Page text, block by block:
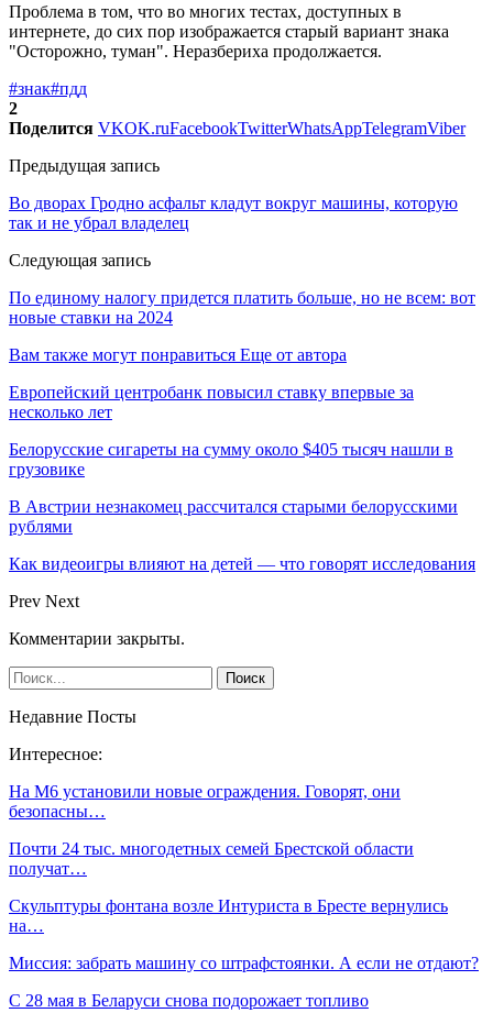
Проблема в том, что во многих тестах, доступных в
интернете, до сих пор изображается старый вариант знака
"Осторожно, туман". Неразбериха продолжается.
#знак#пдд
2
Поделится VKOK.ruFacebookTwitterWhatsAppTelegramViber
Предыдущая запись
Во дворах Гродно асфальт кладут вокруг машины, которую
так и не убрал владелец
Следующая запись
По единому налогу придется платить больше, но не всем: вот
новые ставки на 2024
Вам также могут понравиться Еще от автора
Европейский центробанк повысил ставку впервые за
несколько лет
Белорусские сигареты на сумму около $405 тысяч нашли в
грузовике
В Австрии незнакомец рассчитался старыми белорусскими
рублями
Как видеоигры влияют на детей — что говорят исследования
Prev Next
Комментарии закрыты.
Недавние Посты
Интересное:
На М6 установили новые ограждения. Говорят, они
безопасны…
Почти 24 тыс. многодетных семей Брестской области
получат…
Скульптуры фонтана возле Интуриста в Бресте вернулись
на…
Миссия: забрать машину со штрафстоянки. А если не отдают?
С 28 мая в Беларуси снова подорожает топливо